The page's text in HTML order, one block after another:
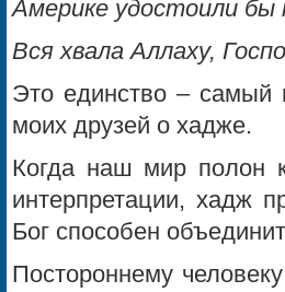
Америке удостоили бы
Вся хвала Аллаху,
Это единство – самый
моих друзей о хадже.
Когда наш мир полон
интерпретации, хадж
Бог способен
Постороннему